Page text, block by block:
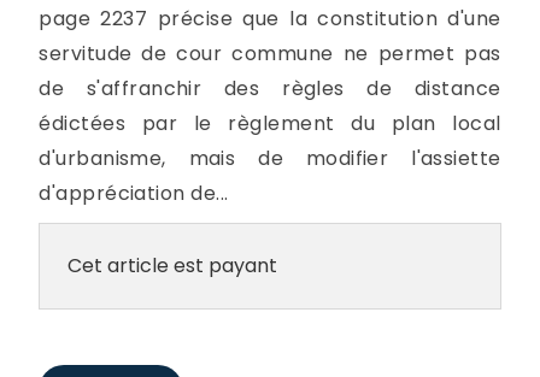
page 2237 précise que la constitution d'une
servitude de cour commune ne permet pas
de s'affranchir des règles de distance
édictées par le règlement du plan local
d'urbanisme, mais de modifier l'assiette
d'appréciation de...
Cet article est payant